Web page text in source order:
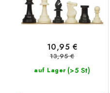
auf Lager (>5 St)
10,95 €
13,95 €